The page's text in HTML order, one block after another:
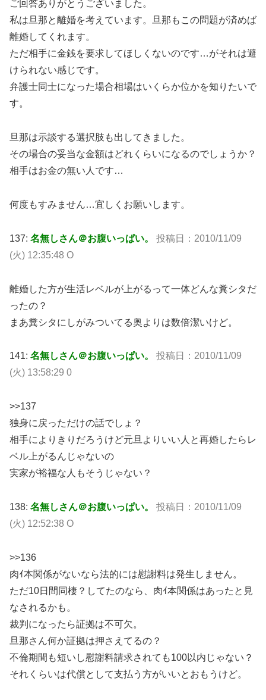
ご回答ありがとうございました。
私は旦那と離婚を考えています。旦那もこの問題が済めば
離婚してくれます。
ただ相手に金銭を要求してほしくないのです…がそれは避
けられない感じです。
弁護士同士になった場合相場はいくらか位かを知りたいで
す。
旦那は示談する選択肢も出してきました。
その場合の妥当な金額はどれくらいになるのでしょうか？
相手はお金の無い人です…
何度もすみません…宜しくお願いします。
137: 名無しさん＠お腹いっぱい。 投稿日：2010/11/09
(火) 12:35:48 O
離婚した方が生活レベルが上がるって一体どんな糞シタだ
ったの？
まあ糞シタにしがみついてる奥よりは数倍潔いけど。
141: 名無しさん＠お腹いっぱい。 投稿日：2010/11/09
(火) 13:58:29 0
>>137
独身に戻っただけの話でしょ？
相手によりきりだろうけど元旦よりいい人と再婚したらレ
ベル上がるんじゃないの
実家が裕福な人もそうじゃない？
138: 名無しさん＠お腹いっぱい。 投稿日：2010/11/09
(火) 12:52:38 O
>>136
肉ｲ本関係がないなら法的には慰謝料は発生しません。
ただ10日間同棲？してたのなら、肉ｲ本関係はあったと見
なされるかも。
裁判になったら証拠は不可欠。
旦那さん何か証拠は押さえてるの？
不倫期間も短いし慰謝料請求されても100以内じゃない？
それくらいは代償として支払う方がいいとおもうけど。